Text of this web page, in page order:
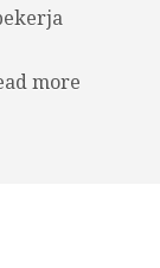
more